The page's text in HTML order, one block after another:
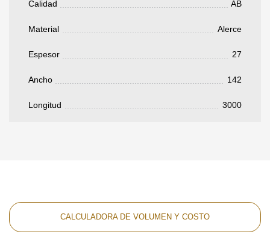
Calidad AB
Material Alerce
Espesor 27
Ancho 142
Longitud 3000
CALCULADORA DE VOLUMEN Y COSTO
Después de enviar su solicitud, nos
y discutiremos los métodos de pago y entrega.